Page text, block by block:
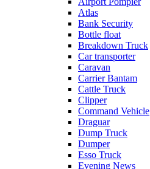
Atlas
Bank Security
Bottle float
Breakdown Truck
Car transporter
Caravan
Carrier Bantam
Cattle Truck
Clipper
Command Vehicle
Draguar
Dump Truck
Dumper
Esso Truck
Evening News